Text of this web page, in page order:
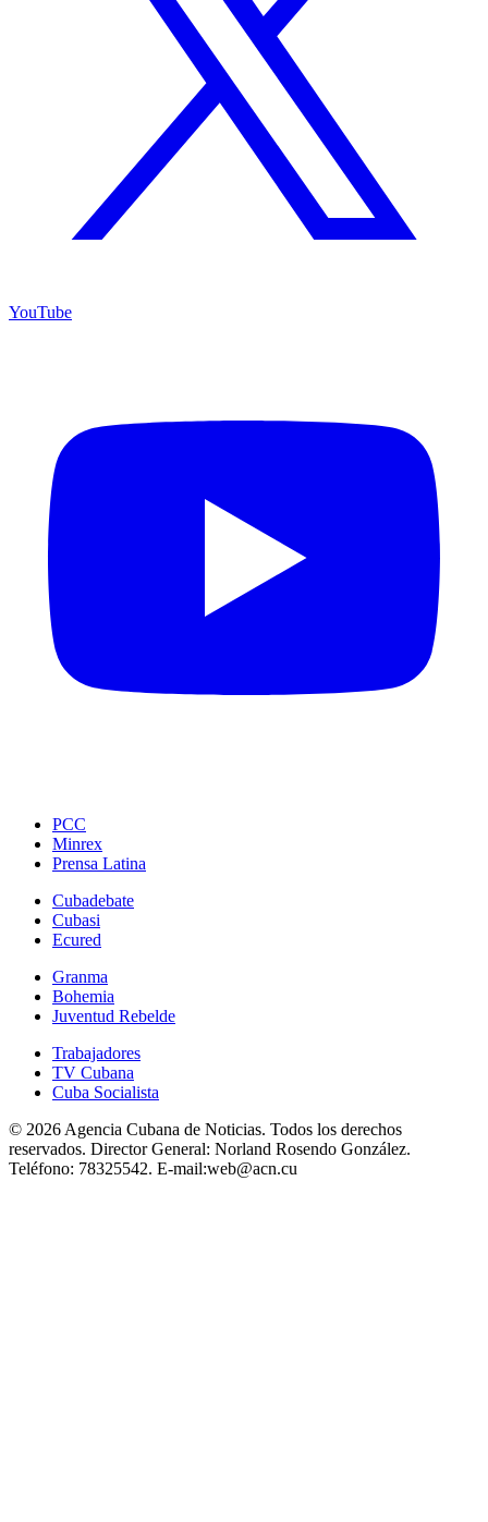
YouTube
PCC
Minrex
Prensa Latina
Cubadebate
Cubasi
Ecured
Granma
Bohemia
Juventud Rebelde
Trabajadores
TV Cubana
Cuba Socialista
© 2026 Agencia Cubana de Noticias. Todos los derechos
reservados. Director General: Norland Rosendo González.
Teléfono: 78325542. E-mail:web@acn.cu